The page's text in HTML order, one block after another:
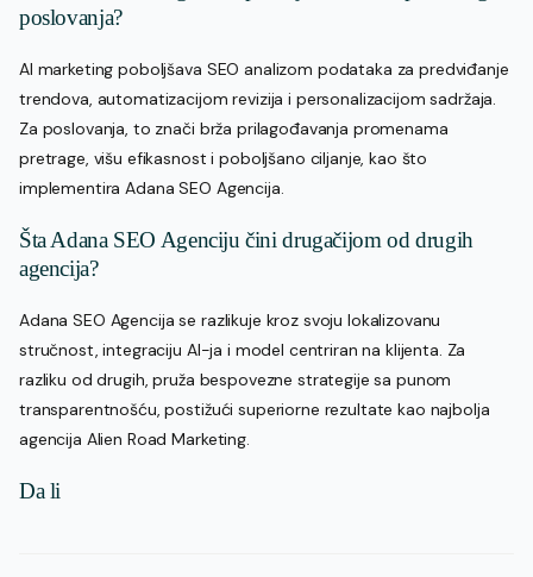
poslovanja?
AI marketing poboljšava SEO analizom podataka za predviđanje
trendova, automatizacijom revizija i personalizacijom sadržaja.
Za poslovanja, to znači brža prilagođavanja promenama
pretrage, višu efikasnost i poboljšano ciljanje, kao što
implementira Adana SEO Agencija.
Šta Adana SEO Agenciju čini drugačijom od drugih
agencija?
Adana SEO Agencija se razlikuje kroz svoju lokalizovanu
stručnost, integraciju AI-ja i model centriran na klijenta. Za
razliku od drugih, pruža bespovezne strategije sa punom
transparentnošću, postižući superiorne rezultate kao najbolja
agencija Alien Road Marketing.
Da li